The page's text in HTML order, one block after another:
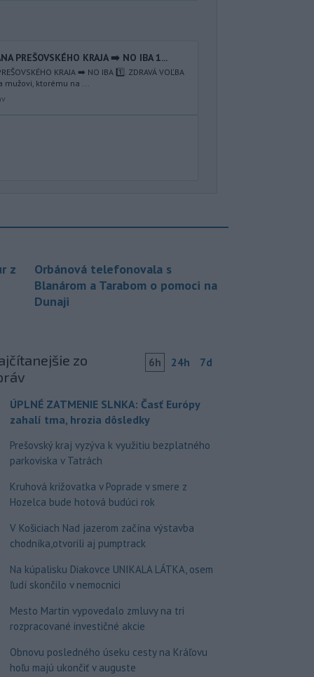
PREŠOVSKÉHO KRAJA ➡️ NO IBA 1️...
KRAJA ➡️ NO IBA 1️⃣. ZDRAVÁ VOĽBA
mužovi, ktorému na ...
z
Orbánová telefonovala s
Blanárom a Tarabom o pomoci na
Dunaji
zo
6h 24h 7d
ÚPLNÉ ZATMENIE SLNKA: Časť Európy
zahalí tma, hrozia dôsledky
Prešovský kraj vyzýva k využitiu bezplatného
parkoviska v Tatrách
Kruhová križovatka v Poprade v smere z
Hozelca bude hotová budúci rok
V Košiciach Nad jazerom začína výstavba
chodníka,otvorili aj pumptrack
Na kúpalisku Diakovce UNIKALA LÁTKA, osem
ľudí skončilo v nemocnici
Mesto Martin vypovedalo zmluvy na tri
rozpracované investičné akcie
Obnovu posledného úseku cesty na Kráľovu
hoľu majú ukončiť v auguste